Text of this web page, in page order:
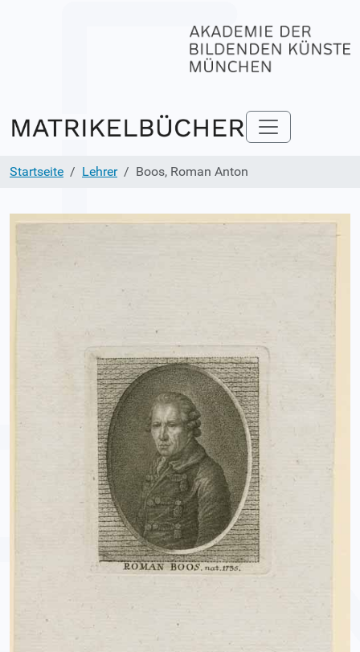
Startseite Lehrer Boos, Roman Anton